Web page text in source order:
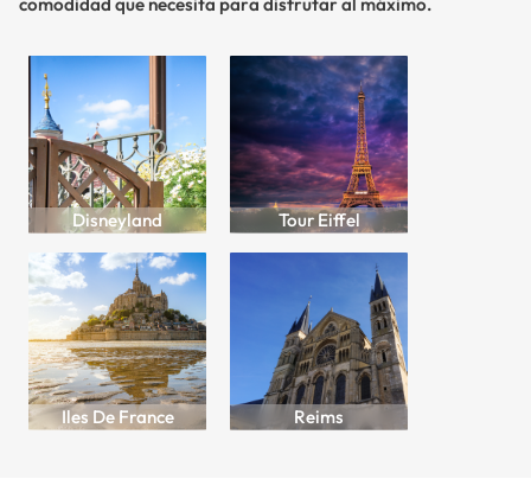
comodidad que necesita para disfrutar al máximo.
Disneyland Tour Eiffel
Iles De France Reims